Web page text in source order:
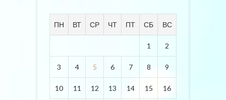
ПН ВТ СР ЧТ ПТ СБ ВС
1 2
3 4 5 6 7 8 9
10 11 12 13 14 15 16